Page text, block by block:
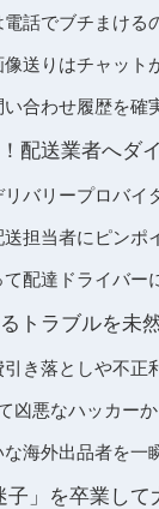
話でブチまける
送りはチャット
合わせ履歴を確
配送業者へダ
バリープロバイ
担当者にピンポ
配達ドライバー
トラブルを未
き落としや不正
凶悪なハッカー
海外出品者を一
」を卒業し